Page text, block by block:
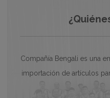
Compañía Bengali es una
importación de artículos